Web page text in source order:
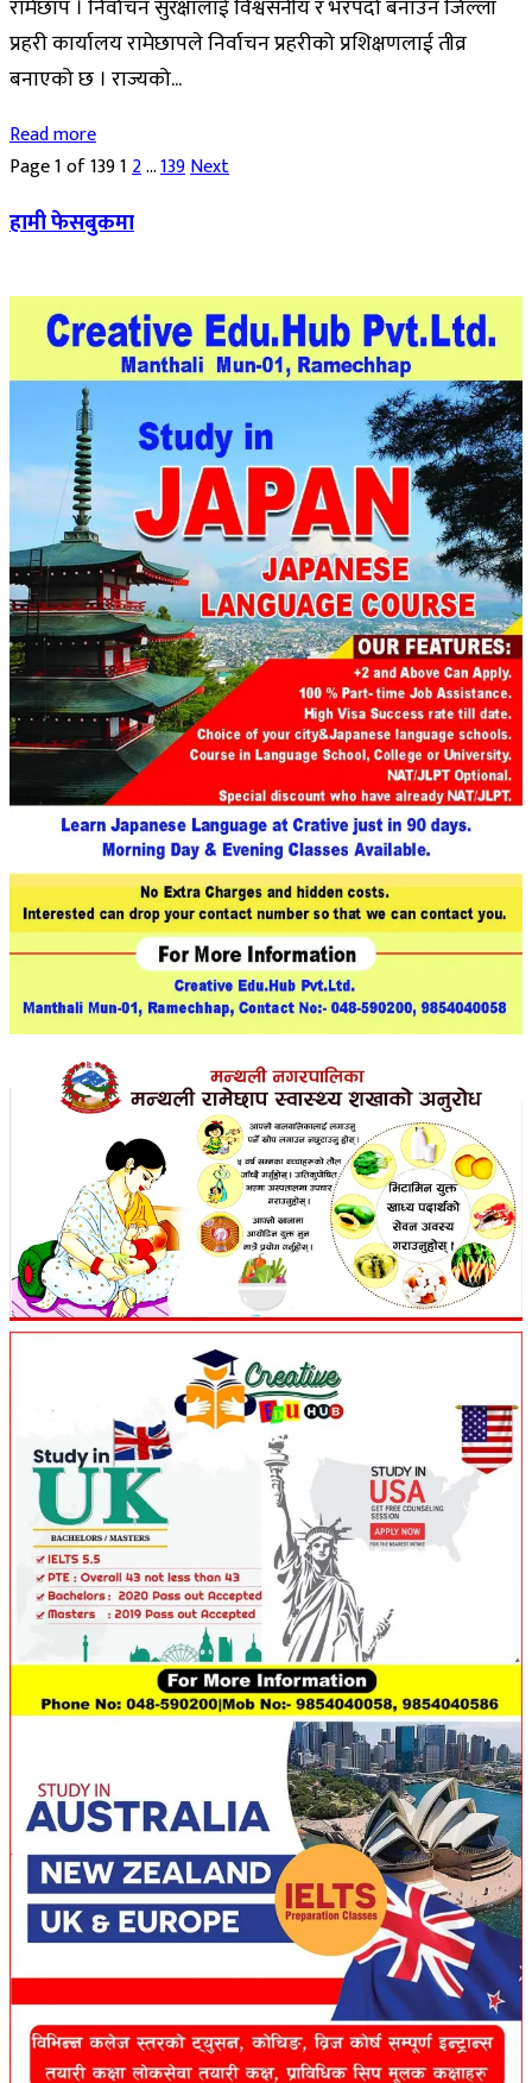
रामेछाप । निर्वाचन सुरक्षालाई विश्वसनीय र भरपर्दो बनाउन जिल्ला
प्रहरी कार्यालय रामेछापले निर्वाचन प्रहरीको प्रशिक्षणलाई तीव्र
बनाएको छ । राज्यको...
Read more
Page 1 of 13912…139Next
हामी फेसबुकमा